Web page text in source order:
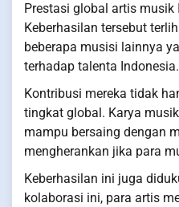
Prestasi global artis
Keberhasilan tersebut
beberapa musisi lainnya
terhadap talenta Indonesia.
Kontribusi mereka tidak
tingkat global. Karya
mampu bersaing dengan
mengherankan jika para
Keberhasilan ini juga
kolaborasi ini, para artis